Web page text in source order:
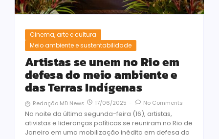
Cinema, arte e cultura
Meio ambiente e sustentabilidade
Artistas se unem no Rio em
defesa do meio ambiente e
das Terras Indígenas
Redação MD News 17/06/2025 - No Comments
Na noite da última segunda-feira (16), artistas,
ativistas e lideranças políticas se reuniram no Rio de
Janeiro em uma mobilização inédita em defesa do